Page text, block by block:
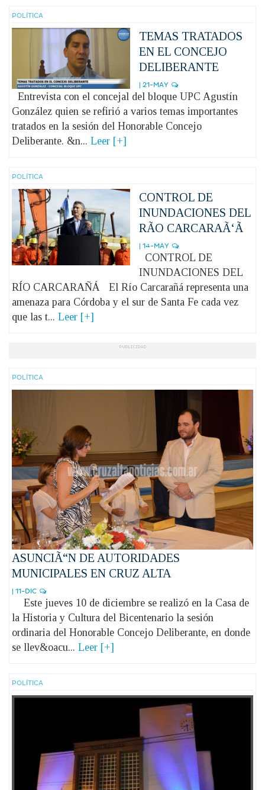
POLÍ­TICA
TEMAS TRATADOS
EN EL CONCEJO
DELIBERANTE
| 21-MAY
Entrevista con el concejal del bloque UPC Agustín
González quien se refirió a varios temas importantes
tratados en la sesión del Honorable Concejo
Deliberante. &n... Leer [+]
POLÍ­TICA
CONTROL DE
INUNDACIONES DEL
RÃO CARCARAÃ‘Ã
| 14-MAY
CONTROL DE
INUNDACIONES DEL
RÍO CARCARAÑÁ El Río Carcarañá representa una
amenaza para Córdoba y el sur de Santa Fe cada vez
que las t... Leer [+]
POLÍ­TICA
ASUNCIÃ“N DE AUTORIDADES
MUNICIPALES EN CRUZ ALTA
| 11-DIC
Este jueves 10 de diciembre se realizó en la Casa de
la Historia y Cultura del Bicentenario la sesión
ordinaria del Honorable Concejo Deliberante, en donde
se llev&oacu... Leer [+]
POLÍ­TICA